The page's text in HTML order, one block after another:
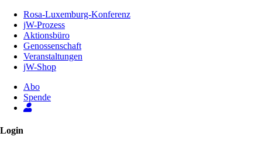
Inhalt
Seite
Rosa-Luxemburg-Konferenz
jW-Prozess
Aktionsbüro
Genossenschaft
Veranstaltungen
jW-Shop
Abo
Spende
Login